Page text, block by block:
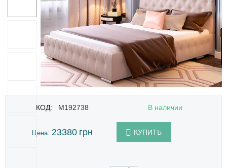
КОД: M192738 В наличии
Цена: 23380 грн КУПИТЬ